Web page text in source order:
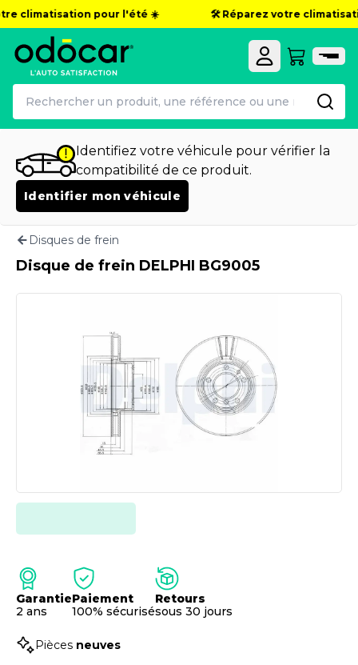
climatisation pour l'été ☀️ 🛠️ Réparez votre
Identifiez votre véhicule pour vérifier la
compatibilité de ce produit.
Identifier mon véhicule
Disques de frein
Disque de frein DELPHI BG9005
Garantie
2 ans
Paiement
100% sécurisé
Retours
sous 30 jours
Pièces neuves